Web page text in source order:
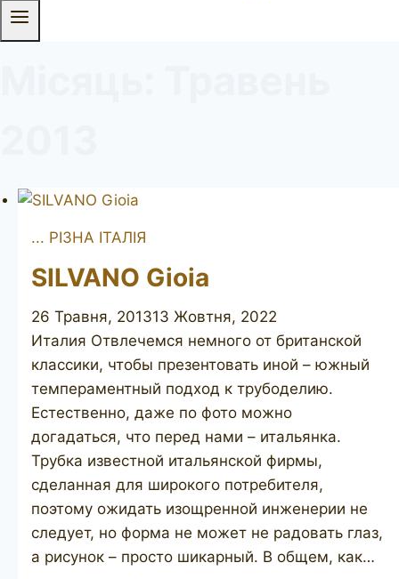
... РІЗНА ІТАЛІЯ
SILVANO Gioia
26 Травня, 201313 Жовтня, 2022
Италия Отвлечемся немного от британской
классики, чтобы презентовать иной – южный
темпераментный подход к трубоделию.
Естественно, даже по фото можно
догадаться, что перед нами – итальянка.
Трубка известной итальянской фирмы,
сделанная для широкого потребителя,
поэтому ожидать изощренной инженерии не
следует, но форма не может не радовать глаз,
а рисунок – просто шикарный. В общем, как…